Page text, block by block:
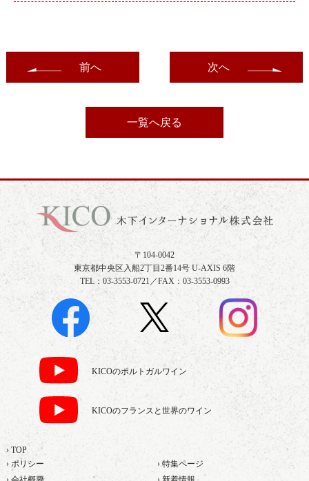
前へ
一覧へ戻る
次へ
〒104-0042
東京都中央区入船2丁目2番14号 U-AXIS 6階
TEL：03-3553-0721／FAX：03-3553-0993
KICOのポルトガルワイン
KICOのフランスと世界のワイン
› TOP
› ポリシー
› 特集ページ